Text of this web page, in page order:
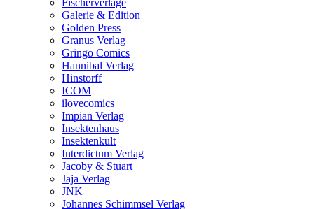
Fischerverlage
Galerie & Edition
Golden Press
Granus Verlag
Gringo Comics
Hannibal Verlag
Hinstorff
ICOM
ilovecomics
Impian Verlag
Insektenhaus
Insektenkult
Interdictum Verlag
Jacoby & Stuart
Jaja Verlag
JNK
Johannes Schimmsel Verlag